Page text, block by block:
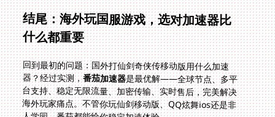
结尾：海外玩国服游戏，选对加速器比
什么都重要
回到最初的问题：国外打仙剑奇侠传移动版用什么加速
器？经过实测，番茄加速器是最优解——全球节点、多平
台支持、稳定无限流量、加密传输、实时售后，完美解决
海外玩家痛点。不管你玩仙剑移动版、QQ炫舞ios还是非